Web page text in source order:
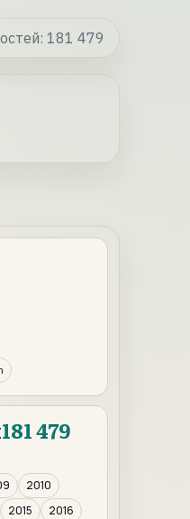
181 479
181 479
2010
2015
2016